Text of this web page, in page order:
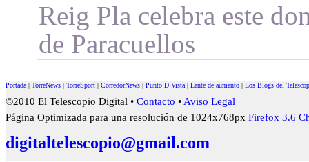
Reig Pla celebra este
de Paracuellos
Portada| TorreNews | TorreSport | CorredorNews | Punto D Vista| Lente de aumento | Los Blogs del
©2010 El Telescopio Digital • Contacto •Aviso Legal
Página Optimizada para una resolución de 1024x768px Firefox 3.6
digitaltelescopio@gmail.com